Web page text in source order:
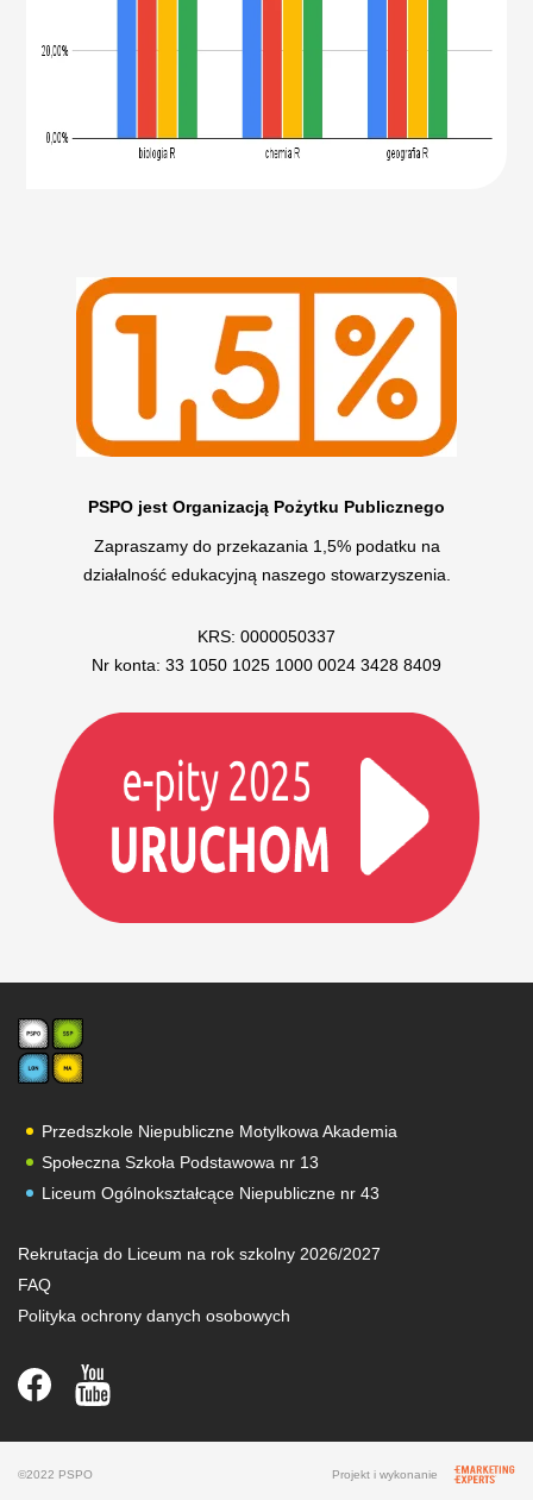
PSPO jest Organizacją Pożytku Publicznego
Zapraszamy do przekazania 1,5% podatku na
działalność edukacyjną naszego stowarzyszenia.
KRS: 0000050337
Nr konta: 33 1050 1025 1000 0024 3428 8409
Przedszkole Niepubliczne Motylkowa Akademia
Społeczna Szkoła Podstawowa nr 13
Liceum Ogólnokształcące Niepubliczne nr 43
Rekrutacja do Liceum na rok szkolny 2026/2027
FAQ
Polityka ochrony danych osobowych
©2022 PSPO Projekt i wykonanie